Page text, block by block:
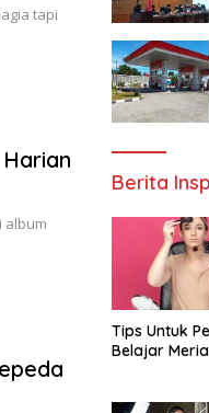
tapi
album
Berita
Tips Untuk
Belajar